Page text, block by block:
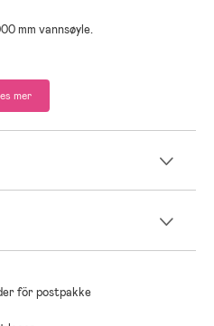
mm vannsøyle.
mer
för postpakke